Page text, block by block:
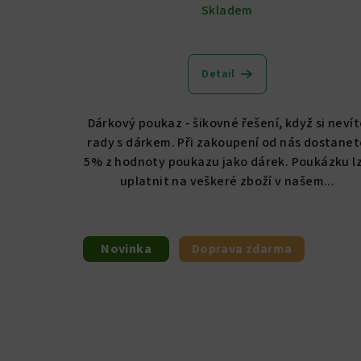
Skladem
Detail
Dárkový poukaz - šikovné řešení, když si
rady s dárkem. Při zakoupení od nás
5% z hodnoty poukazu jako dárek. Poukázku
uplatnit na veškeré zboží v našem...
Novinka Doprava zdarma